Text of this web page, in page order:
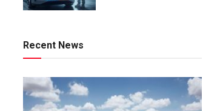
Recent News